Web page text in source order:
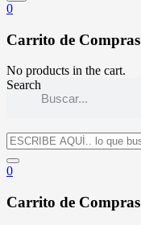
0
Carrito de Compras
No products in the cart.
Search
0
Carrito de Compras